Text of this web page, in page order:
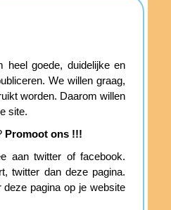
heel goede, duidelijke en
We willen graag,
worden. Daarom willen
site.
Promoot ons !!!
aan twitter of facebook.
twitter dan deze pagina.
pagina op je website